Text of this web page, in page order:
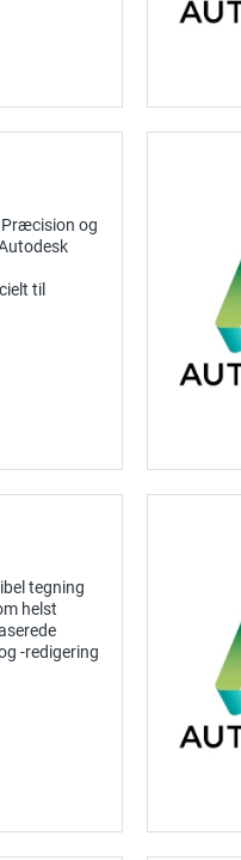
Præcision og
til
tegning
helst
-redigering